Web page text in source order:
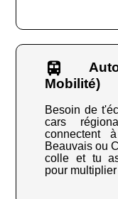
Mobilité)
Besoin de
cars
connectent
Beauvais ou
colle et tu
pour